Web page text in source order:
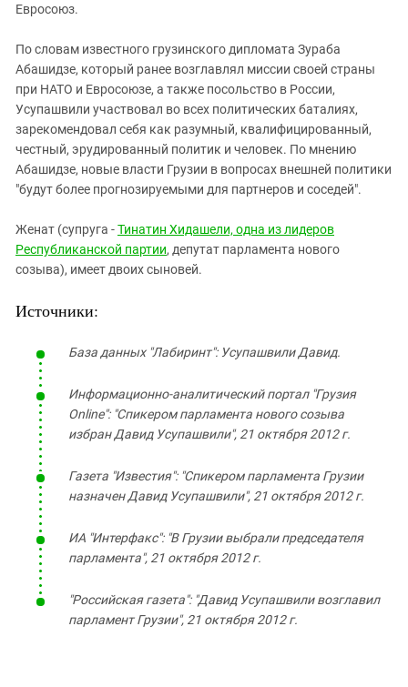
Евросоюз.
По словам известного грузинского дипломата Зураба
Абашидзе, который ранее возглавлял миссии своей страны
при НАТО и Евросоюзе, а также посольство в России,
Усупашвили участвовал во всех политических баталиях,
зарекомендовал себя как разумный, квалифицированный,
честный, эрудированный политик и человек. По мнению
Абашидзе, новые власти Грузии в вопросах внешней политики
"будут более прогнозируемыми для партнеров и соседей".
Женат (супруга -Тинатин Хидашели, одна из лидеров
Республиканской партии, депутат парламента нового
созыва), имеет двоих сыновей.
Источники:
База данных "Лабиринт": Усупашвили Давид.
Информационно-аналитический портал "Грузия
Online": "Спикером парламента нового созыва
избран Давид Усупашвили", 21 октября 2012 г.
Газета "Известия": "Спикером парламента Грузии
назначен Давид Усупашвили", 21 октября 2012 г.
ИА "Интерфакс": "В Грузии выбрали председателя
парламента", 21 октября 2012 г.
"Российская газета": "Давид Усупашвили возглавил
парламент Грузии", 21 октября 2012 г.